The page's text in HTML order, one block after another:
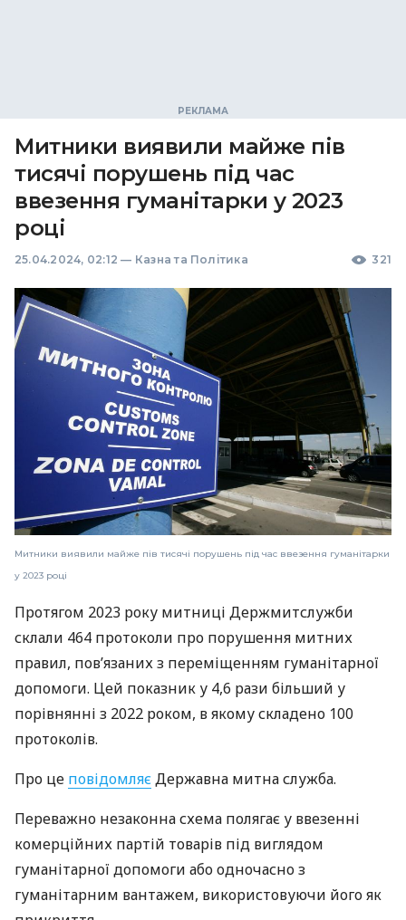
Митники виявили майже пів
тисячі порушень під час
ввезення гуманітарки у 2023
році
25.04.2024, 02:12 — Казна та Політика 321
Митники виявили майже пів тисячі порушень під час ввезення гуманітарки
у 2023 році
Протягом 2023 року митниці Держмитслужби
склали 464 протоколи про порушення митних
правил, повʼязаних з переміщенням гуманітарної
допомоги. Цей показник у 4,6 рази більший у
порівнянні з 2022 роком, в якому складено 100
протоколів.
Про це повідомляєДержавна митна служба.
Переважно незаконна схема полягає у ввезенні
комерційних партій товарів під виглядом
гуманітарної допомоги або одночасно з
гуманітарним вантажем, використовуючи його як